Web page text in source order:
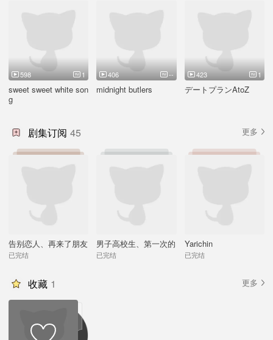
sweet sweet white son
g
598 1
midnight butlers
406 --
デートプランAtoZ
423 1
剧集订阅 45 更多
告别恋人、再来了朋友
已完结
男子高校生、第一次的
2nd after Disc~GIFT~
已完结
Yarichin
已完结
收藏 1 更多